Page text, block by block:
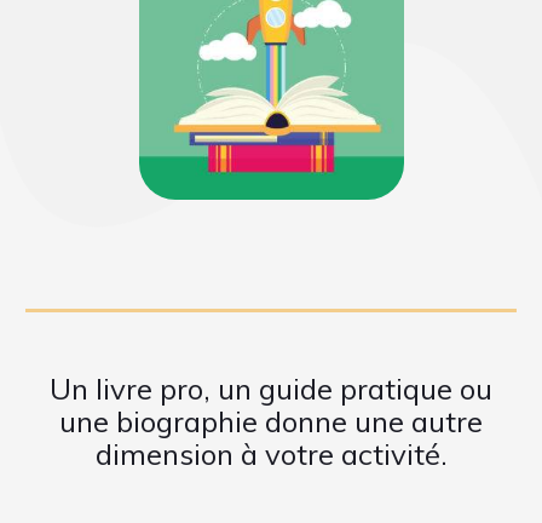
Un livre pro, un guide pratique ou
une biographie donne une autre
dimension à votre activité.